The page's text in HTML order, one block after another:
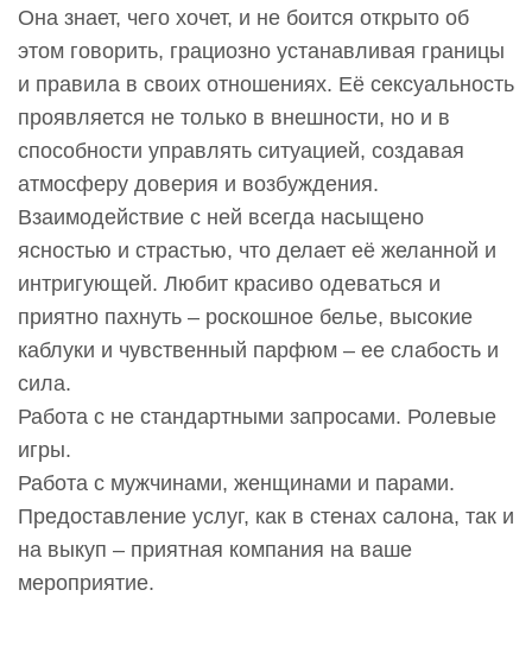
Она знает, чего хочет, и не боится открыто об
этом говорить, грациозно устанавливая границы
и правила в своих отношениях. Её сексуальность
проявляется не только в внешности, но и в
способности управлять ситуацией, создавая
атмосферу доверия и возбуждения.
Взаимодействие с ней всегда насыщено
ясностью и страстью, что делает её желанной и
интригующей. Любит красиво одеваться и
приятно пахнуть – роскошное белье, высокие
каблуки и чувственный парфюм – ее слабость и
сила.
Работа с не стандартными запросами. Ролевые
игры.
Работа с мужчинами, женщинами и парами.
Предоставление услуг, как в стенах салона, так и
на выкуп – приятная компания на ваше
мероприятие.